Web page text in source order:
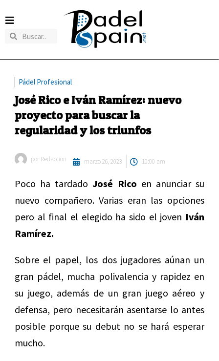
Pádel Profesional
José Rico e Iván Ramírez: nuevo
proyecto para buscar la
regularidad y los triunfos
por Redaccion marzo 26, 2023 10:00 am
Poco ha tardadoJosé Rico en anunciar su
nuevo compañero. Varias eran las opciones
pero al final el elegido ha sido el joven Iván
Ramírez.
Sobre el papel, los dos jugadores aúnan un
gran pádel, mucha polivalencia y rapidez en
su juego, además de un gran juego aéreo y
defensa, pero necesitarán asentarse lo antes
posible porque su debut no se hará esperar
mucho.